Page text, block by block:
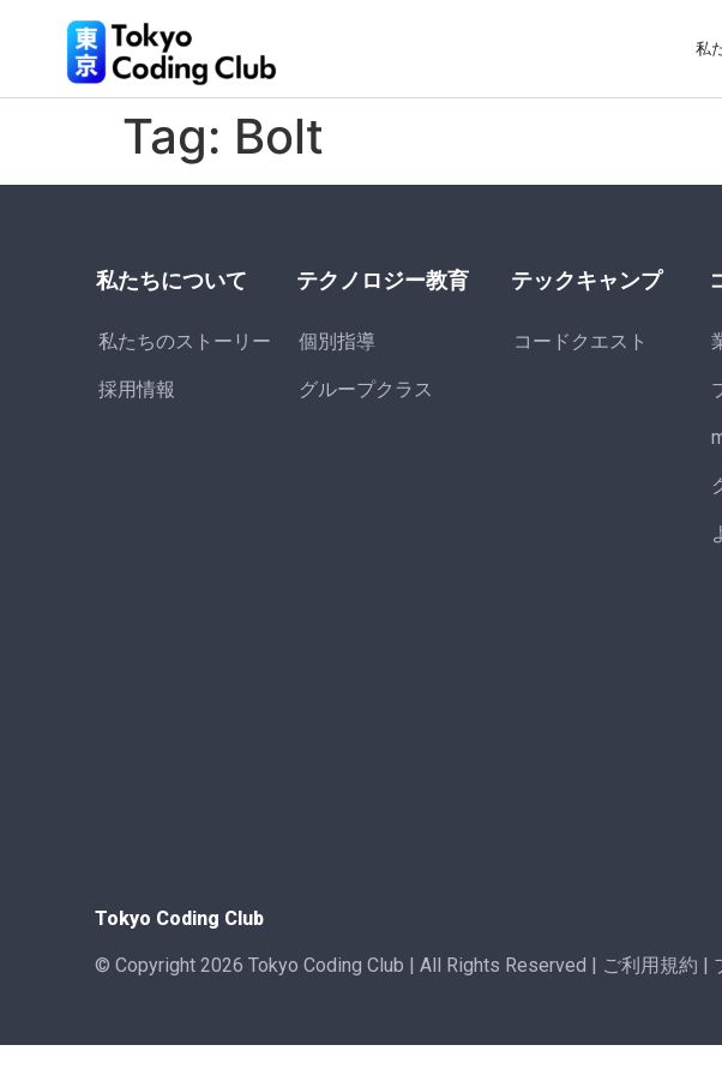
私
Tag: Bolt
私たちについて
私たちのストーリー
採用情報
テクノロジー教育
個別指導
グループクラス
テックキャンプ
コードクエスト
Tokyo Coding Club
© Copyright 2026 Tokyo Coding Club | All Rights Reserved | ご利用規約 |